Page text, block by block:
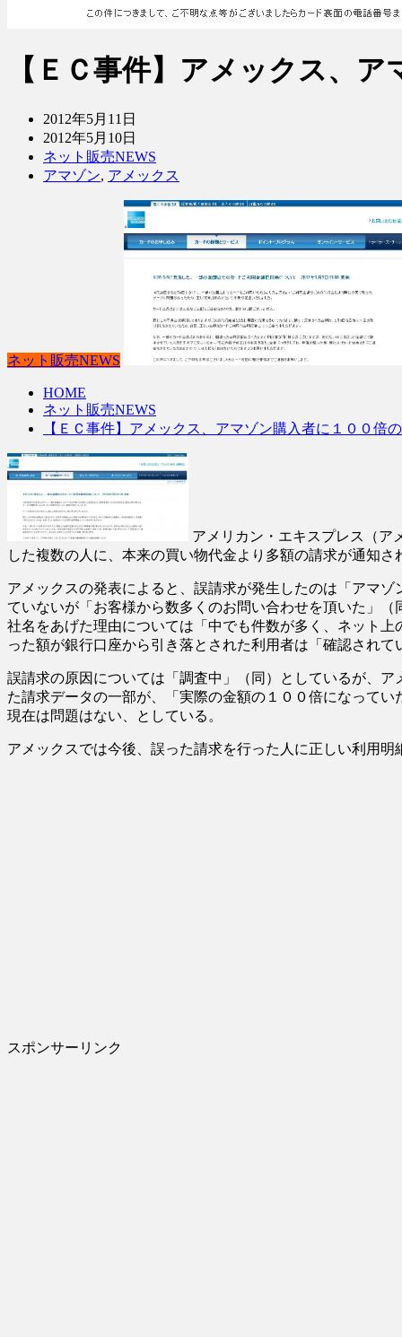
【ＥＣ事件】アメックス、
2012年5月11日
2012年5月10日
ネット販売NEWS
アマゾン, アメックス
ネット販売NEWS
HOME
ネット販売NEWS
【ＥＣ事件】アメックス、アマゾン購入者に１００倍
アメリカン・エキスプレス（ア
した複数の人に、本来の買い物代金より多額の請求が通知
アメックスの発表によると、誤請求が発生したのは「アマ
ていないが「お客様から数多くのお問い合わせを頂いた」
社名をあげた理由については「中でも件数が多く、ネット
った額が銀行口座から引き落とされた利用者は「確認されて
誤請求の原因については「調査中」（同）としているが、
た請求データの一部が、「実際の金額の１００倍になって
現在は問題はない、としている。
アメックスでは今後、誤った請求を行った人に正しい利用
スポンサーリンク